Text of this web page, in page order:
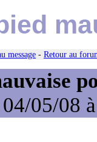
message - Retour au
05/08